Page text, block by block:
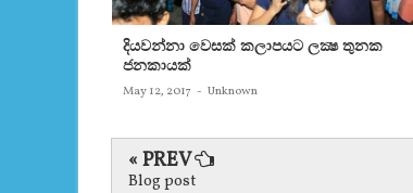
දියවන්නා වෙසක් කලාපයට ලක්‍ෂ තුනක
ජනකායක්
May 12, 2017 - Unknown
« PREV
Blog post